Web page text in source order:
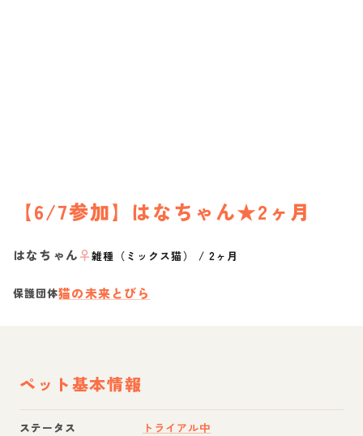
【6/7参加】はなちゃん★2ヶ月
はなちゃん♀雑種（ミックス猫） / 2ヶ月
保護団体猫の未来とびら
ペット基本情報
ステータス トライアル中